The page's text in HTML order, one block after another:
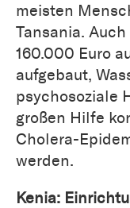
meisten
Tansania.
160.000 Euro
aufgebaut,
psychosoziale
großen Hilfe
Cholera-
werden.
Kenia: